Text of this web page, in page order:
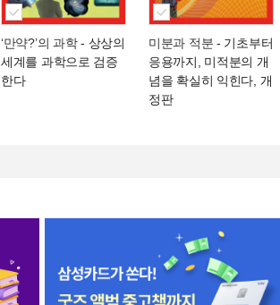
‘만약?’의 과학- 상상의
세계를 과학으로 검증
한다
미분과 적분 - 기초부터
응용까지, 미적분의 개
념을 확실히 익힌다, 개
정판